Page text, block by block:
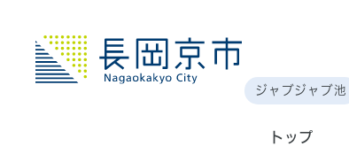
ジャブジャブ池
トップ